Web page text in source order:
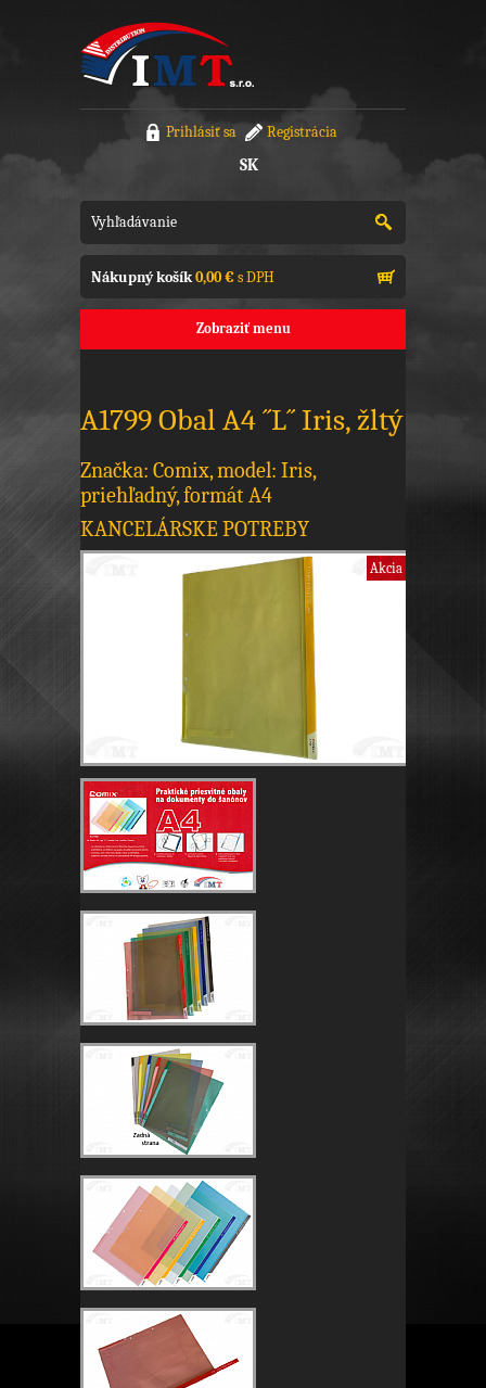
Prihlásiť sa Registrácia
SK
Nákupný košík0,00 €s DPH
Zobraziť menu
A1799 Obal A4 ´´L´´ Iris, žltý
Značka: Comix, model: Iris,
priehľadný, formát A4
KANCELÁRSKE POTREBY
Akcia